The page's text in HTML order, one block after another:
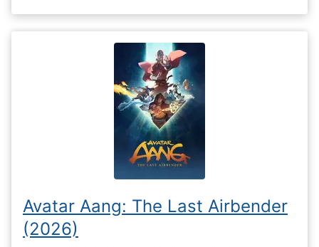
Avatar Aang: The Last Airbender
(2026)